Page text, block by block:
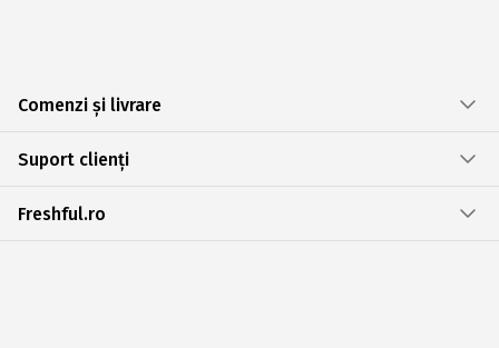
Comenzi și livrare
Suport clienți
Freshful.ro